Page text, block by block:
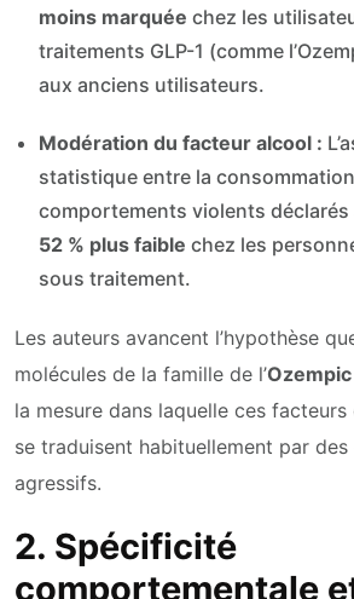
moins marquée chez les
traitements GLP-1 (comme
aux anciens utilisateurs.
Modération du facteur alcool :
statistique entre la consommation
comportements violents
52 % plus faible chez les
sous traitement.
Les auteurs avancent l’hypothèse
molécules de la famille de l’Ozempic
la mesure dans laquelle ces
se traduisent habituellement par
agressifs.
2. Spécificité
comportementale